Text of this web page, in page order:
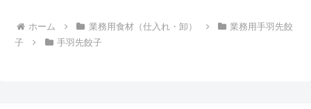
ホーム 業務用食材（仕入れ・卸）
業務用手羽先餃
子
手羽先餃子